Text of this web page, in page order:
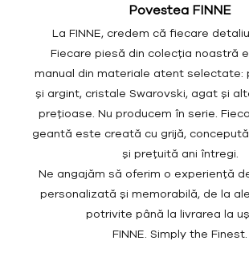
Povestea FINNE
La FINNE, credem că fiecare
Fiecare piesă din colecția noastră
manual din materiale atent selectate:
și argint, cristale Swarovski, agat și
prețioase. Nu producem în serie.
geantă este creată cu grijă,
și prețuită ani întregi.
Ne angajăm să oferim o experiență
personalizată și memorabilă, de la
potrivite până la livrarea la
FINNE. Simply the Finest.